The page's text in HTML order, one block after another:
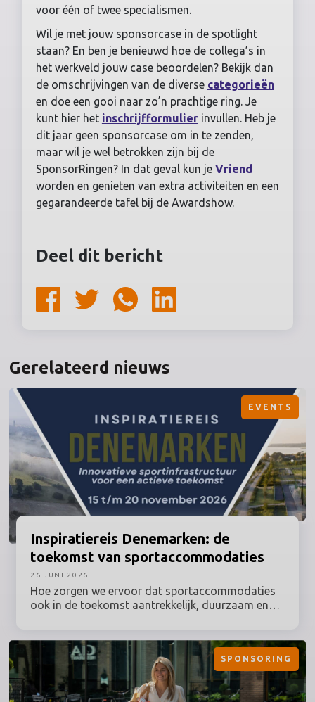
voor één of twee specialismen.
Wil je met jouw sponsorcase in de spotlight
staan? En ben je benieuwd hoe de collega’s in
het werkveld jouw case beoordelen? Bekijk dan
de omschrijvingen van de diverse categorieën
en doe een gooi naar zo’n prachtige ring. Je
kunt hier het inschrijfformulierinvullen. Heb je
dit jaar geen sponsorcase om in te zenden,
maar wil je wel betrokken zijn bij de
SponsorRingen? In dat geval kun je Vriend
worden en genieten van extra activiteiten en een
gegarandeerde tafel bij de Awardshow.
Deel dit bericht
Gerelateerd nieuws
Inspiratiereis Denemarken: de
toekomst van sportaccommodaties
Hoe zorgen we ervoor dat sportaccommodaties
ook in de toekomst aantrekkelijk, duurzaam en
Maarten van Bottenburg ontdek je hoe een van de
meest vooruitstrevende sportlanden van Europa
omgaat met actuele vraagstukken rondom sport,
bewegen, ruimtegebruik en duurzaamheid.
EVENTS
26 JUNI 2026
SPONSORING